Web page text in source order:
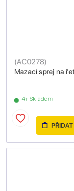
Mazací sprej na
(AC0278)
4+ Skladem